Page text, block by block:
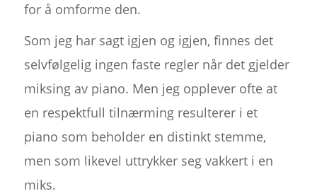
for å omforme den.
Som jeg har sagt igjen og igjen, finnes det
selvfølgelig ingen faste regler når det gjelder
miksing av piano. Men jeg opplever ofte at
en respektfull tilnærming resulterer i et
piano som beholder en distinkt stemme,
men som likevel uttrykker seg vakkert i en
miks.